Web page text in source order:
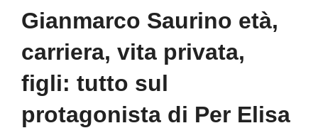
Gianmarco Saurino età,
carriera, vita privata,
figli: tutto sul
protagonista di Per Elisa